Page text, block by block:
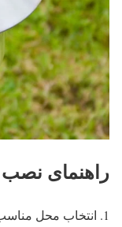
راهنمای نصب
انتخاب محل